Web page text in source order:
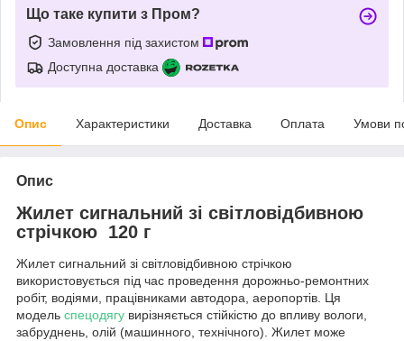
Що таке купити з Пром?
Замовлення під захистом
Доступна доставка
Опис Характеристики Доставка Оплата Умови
Опис
Жилет сигнальний зі світловідбивною
стрічкою 120 г
Жилет сигнальний зі світловідбивною стрічкою
використовується під час проведення дорожньо-ремонтних
робіт, водіями, працівниками автодора, аеропортів. Ця
модель спецодягу вирізняється стійкістю до впливу вологи,
забруднень, олій (машинного, технічного). Жилет може